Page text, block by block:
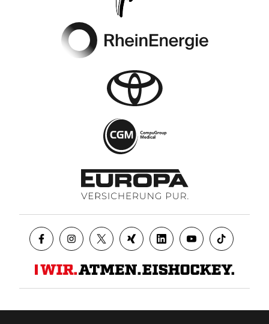
Datenschutz AGB Impressum Kontakt Presse